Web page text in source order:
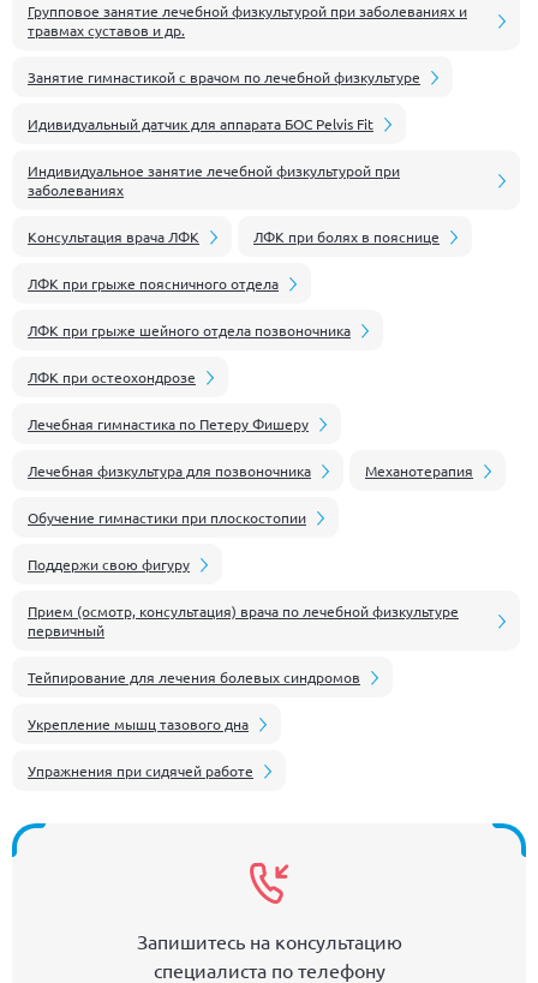
Групповое занятие лечебной физкультурой при заболеваниях и
травмах суставов и др.
Занятие гимнастикой с врачом по лечебной физкультуре
Идивидуальный датчик для аппарата БОС Pelvis Fit
Индивидуальное занятие лечебной физкультурой при
заболеваниях
Консультация врача ЛФК ЛФК при болях в пояснице
ЛФК при грыже поясничного отдела
ЛФК при грыже шейного отдела позвоночника
ЛФК при остеохондрозе
Лечебная гимнастика по Петеру Фишеру
Лечебная физкультура для позвоночника Механотерапия
Обучение гимнастики при плоскостопии
Поддержи свою фигуру
Прием (осмотр, консультация) врача по лечебной физкультуре
первичный
Тейпирование для лечения болевых синдромов
Укрепление мышц тазового дна
Упражнения при сидячей работе
Запишитесь на консультацию
специалиста по телефону